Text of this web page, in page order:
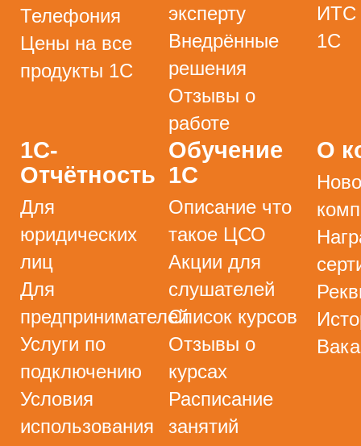
Телефония
Цены на все
продукты 1С
эксперту
Внедрённые
решения
Отзывы о
работе
ИТС
1С
1С-
Отчётность
Для
юридических
лиц
Для
предпринимателей
Услуги по
подключению
Условия
использования
Обучение
1С
Описание что
такое ЦСО
Акции для
слушателей
Список курсов
Отзывы о
курсах
Расписание
занятий
О